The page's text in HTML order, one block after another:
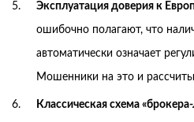
Эксплуатация доверия к
ошибочно полагают, что
автоматически означает
Мошенники на это и
Классическая схема